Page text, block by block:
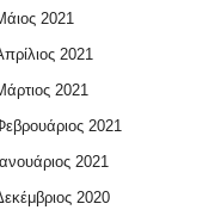
2021
2021
2021
2021
2021
2020